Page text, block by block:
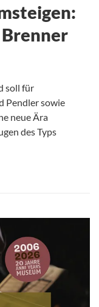
soll für
Pendler sowie
neue Ära
des Typs